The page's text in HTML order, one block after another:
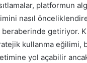
platformun
nasıl
getiriyor.
kullanma eğilimi,
yol açabilir